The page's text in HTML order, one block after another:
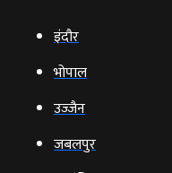
इंदौर
भोपाल
उज्‍जैन
जबलपुर